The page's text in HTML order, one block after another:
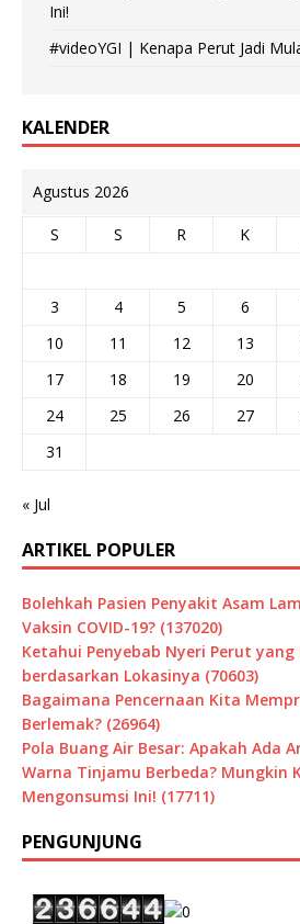
Ini!
#videoYGI | Kenapa Perut Jadi
KALENDER
Agustus 2026
S S R K
3
4 5 6
10
11 12 13
17
18 19 20
24
25 26 27
31
« Jul
ARTIKEL POPULER
Bolehkah Pasien Penyakit Asam
Vaksin COVID-19? (137020)
Ketahui Penyebab Nyeri Perut yang
berdasarkan Lokasinya (70603)
Bagaimana Pencernaan Kita
Berlemak? (26964)
Pola Buang Air Besar: Apakah Ada
Warna Tinjamu Berbeda? Mungkin
Mengonsumsi Ini! (17711)
PENGUNJUNG